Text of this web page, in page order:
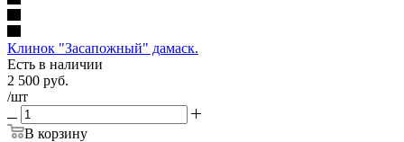
Клинок "Засапожный" дамаск.
Есть в наличии
2 500 руб.
/шт
В корзину